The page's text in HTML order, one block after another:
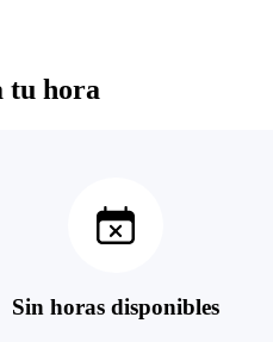
tu hora
Sin horas disponibles